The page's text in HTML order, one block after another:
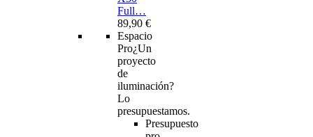
Full…
89,90 €
Espacio
Pro¿Un
proyecto
de
iluminación?
Lo
presupuestamos.
Presupuesto